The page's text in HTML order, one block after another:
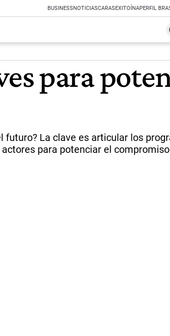
BUSINESSNOTICIASCARASEXITOÍNAPERFIL
para
La clave es articular los
para potenciar el